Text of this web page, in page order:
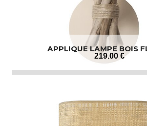
APPLIQUE LAMPE BOIS
219.00 €